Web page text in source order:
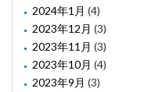
2024年1月 (4)
2023年12月 (3)
2023年11月 (3)
2023年10月 (4)
2023年9月 (3)